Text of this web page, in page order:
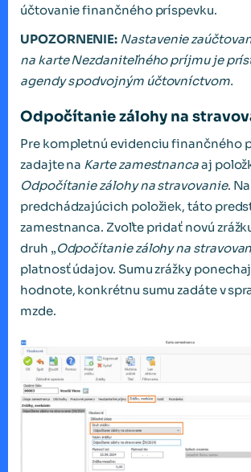
účtovanie finančného príspevku.
UPOZORNENIE: Nastavenie
na karte Nezdaniteľného príjmu je
agendy spodvojným účtovníctvom.
Odpočítanie zálohy na
Pre kompletnú evidenciu finančného
zadajte na Karte zamestnancaaj
Odpočítanie zálohy na stravovanie.
predchádzajúcich položiek, táto
zamestnanca. Zvoľte pridať novú
druh „Odpočítanie zálohy na
platnosť údajov. Sumu zrážky
hodnote, konkrétnu sumu zadáte v
mzde.